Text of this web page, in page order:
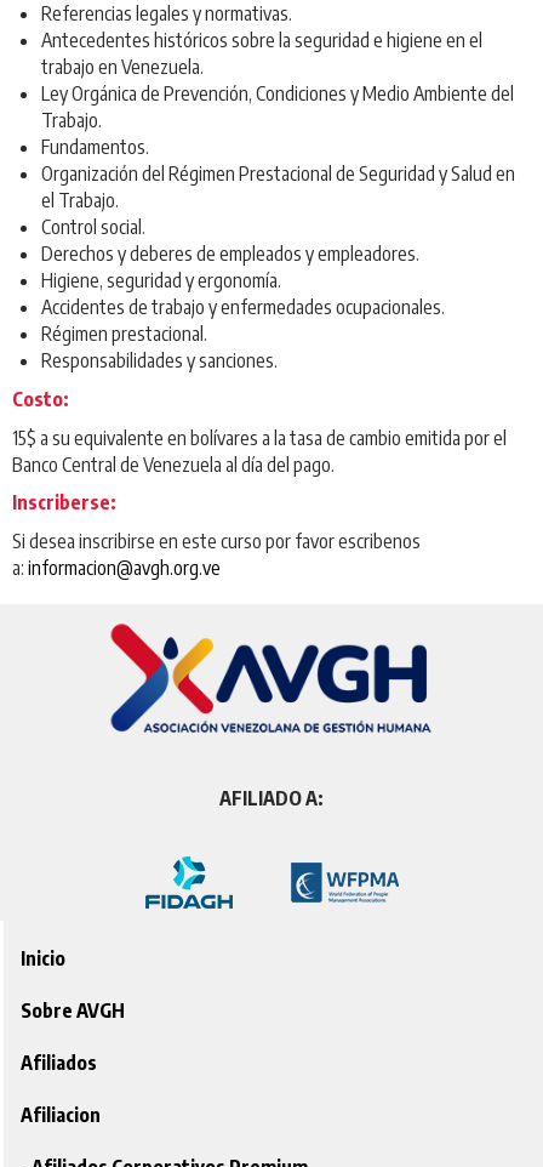
Referencias legales y normativas.
Antecedentes históricos sobre la seguridad e higiene en el
trabajo en Venezuela.
Ley Orgánica de Prevención, Condiciones y Medio Ambiente del
Trabajo.
Fundamentos.
Organización del Régimen Prestacional de Seguridad y Salud en
el Trabajo.
Control social.
Derechos y deberes de empleados y empleadores.
Higiene, seguridad y ergonomía.
Accidentes de trabajo y enfermedades ocupacionales.
Régimen prestacional.
Responsabilidades y sanciones.
Costo:
15$ a su equivalente en bolívares a la tasa de cambio emitida por el
Banco Central de Venezuela al día del pago.
Inscriberse:
Si desea inscribirse en este curso por favor escribenos
a: informacion@avgh.org.ve
AFILIADO A:
Inicio
Sobre AVGH
Afiliados
Afiliacion